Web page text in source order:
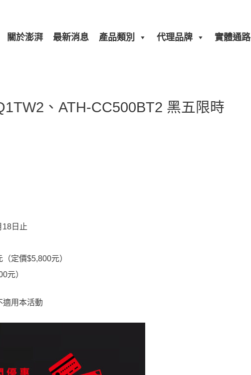
關於澎湃 最新消息 產品類別 代理品牌 實體通路
、ATH-CC500BT2 黑五限時
18日止
定價$5,800元）
元）
適用本活動